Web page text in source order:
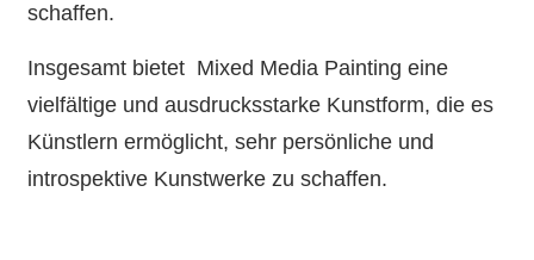
schaffen.
Insgesamt bietet Mixed Media Painting eine
vielfältige und ausdrucksstarke Kunstform, die es
Künstlern ermöglicht, sehr persönliche und
introspektive Kunstwerke zu schaffen.